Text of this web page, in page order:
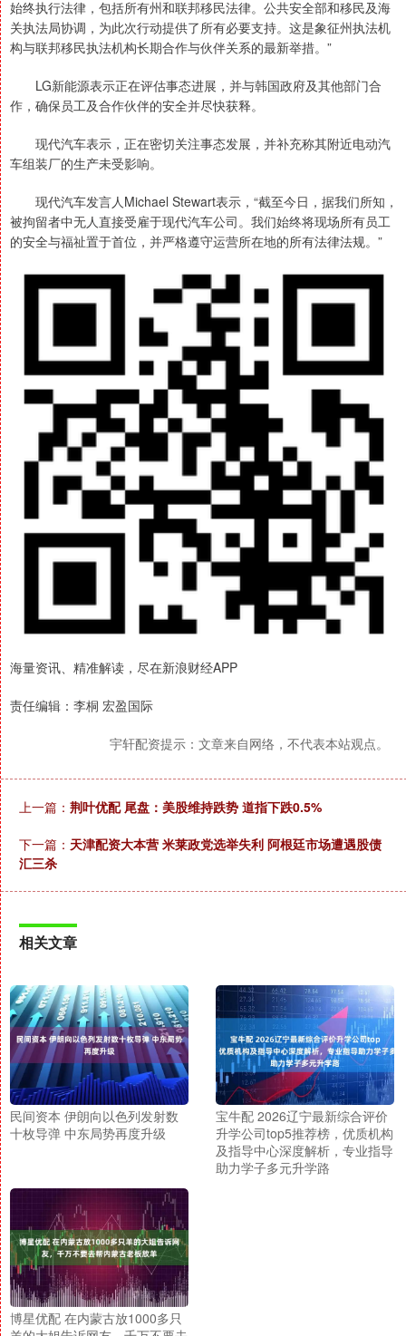
始终执行法律，包括所有州和联邦移民法律。公共安全部和移民及海
关执法局协调，为此次行动提供了所有必要支持。这是象征州执法机
构与联邦移民执法机构长期合作与伙伴关系的最新举措。”
LG新能源表示正在评估事态进展，并与韩国政府及其他部门合
作，确保员工及合作伙伴的安全并尽快获释。
现代汽车表示，正在密切关注事态发展，并补充称其附近电动汽
车组装厂的生产未受影响。
现代汽车发言人Michael Stewart表示，“截至今日，据我们所知，
被拘留者中无人直接受雇于现代汽车公司。我们始终将现场所有员工
的安全与福祉置于首位，并严格遵守运营所在地的所有法律法规。”
海量资讯、精准解读，尽在新浪财经APP
责任编辑：李桐 宏盈国际
宇轩配资提示：文章来自网络，不代表本站观点。
上一篇： 荆叶优配 尾盘：美股维持跌势 道指下跌0.5%
下一篇： 天津配资大本营 米莱政党选举失利 阿根廷市场遭遇股债
汇三杀
相关文章
民间资本 伊朗向以色列发射数
十枚导弹 中东局势再度升级
宝牛配 2026辽宁最新综合评价
升学公司top5推荐榜，优质机构
及指导中心深度解析，专业指导
助力学子多元升学路
博星优配 在内蒙古放1000多只